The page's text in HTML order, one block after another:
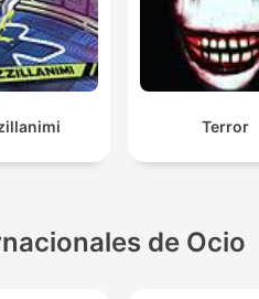
Terror
de Ocio